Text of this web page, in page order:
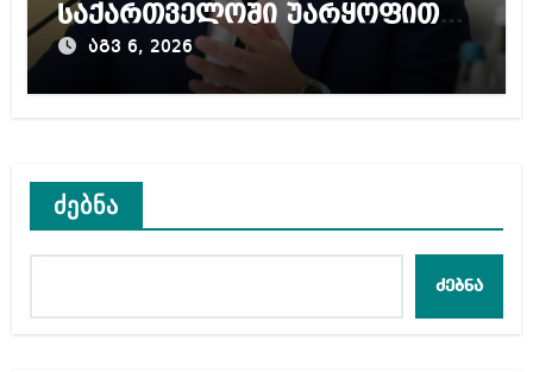
საქართველოში უარყოფითი
გარემოა შექმნილი რუსი
ტურისტებისთვის, ჩვენი კარი
აგვ 6, 2026
ძებნა
ძებნა